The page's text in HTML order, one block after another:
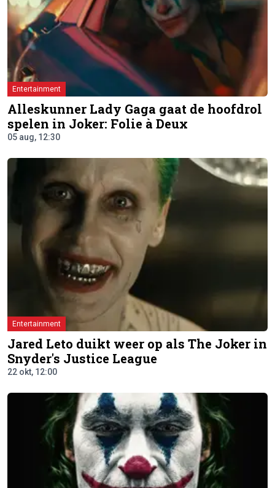
Entertainment
Alleskunner Lady Gaga gaat de hoofdrol
spelen in Joker: Folie à Deux
05 aug, 12:30
Entertainment
Jared Leto duikt weer op als The Joker in
Snyder's Justice League
22 okt, 12:00